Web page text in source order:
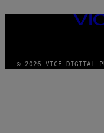
VICE
MEDIA
© 2026 VICE DIGITAL